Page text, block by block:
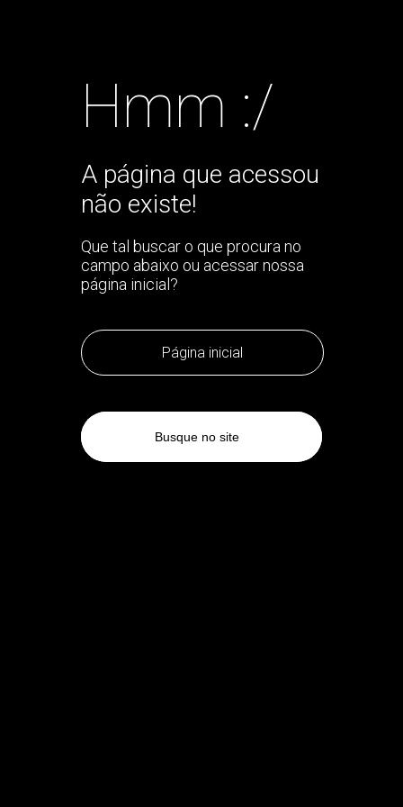
Hmm :/
A página que acessou
não existe!
Que tal buscar o que procura no
campo abaixo ou acessar nossa
página inicial?
Página inicial